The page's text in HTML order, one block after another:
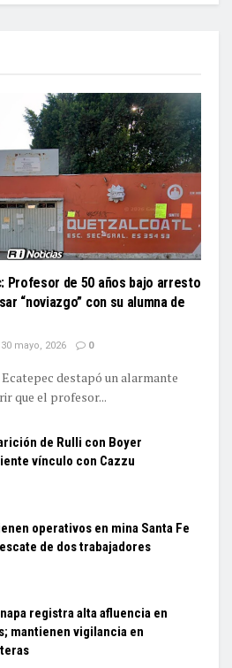
Profesor de 50 años bajo arresto
“noviazgo” con su alumna de
mayo, 2026 0
destapó un alarmante
que el profesor...
de Rulli con Boyer
vínculo con Cazzu
operativos en mina Santa Fe
de dos trabajadores
registra alta afluencia en
mantienen vigilancia en